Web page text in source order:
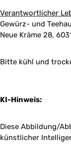
Verantwortlicher
Gewürz- und
Neue Kräme 28,
Bitte kühl und
KI-Hinweis:
Diese Abbildung/
künstlicher